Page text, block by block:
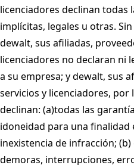
licenciadores declinan todas
implícitas, legales u otras.
dewalt, sus afiliadas,
licenciadores no declaran ni
a su empresa; y dewalt, sus
servicios y licenciadores, por
declinan: (a)todas las
idoneidad para una finalidad
inexistencia de infracción;
demoras, interrupciones,